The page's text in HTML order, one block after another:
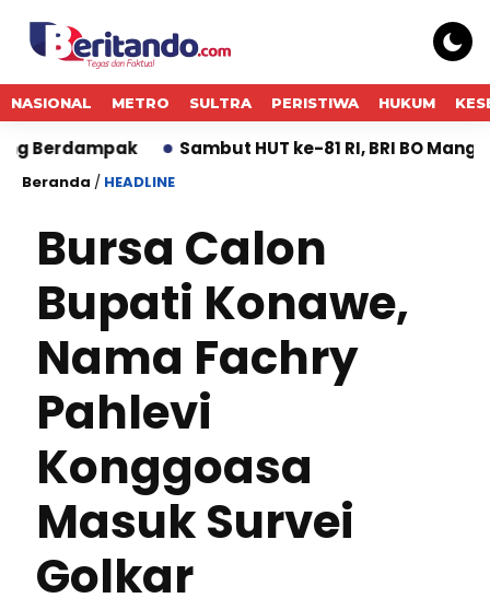
NASIONAL METRO SULTRA PERISTIWA HUKUM
Sambut HUT ke-81 RI, BRI BO Mangga Dua
Beranda / HEADLINE
Bursa Calon
Bupati Konawe,
Nama Fachry
Pahlevi
Konggoasa
Masuk Survei
Golkar